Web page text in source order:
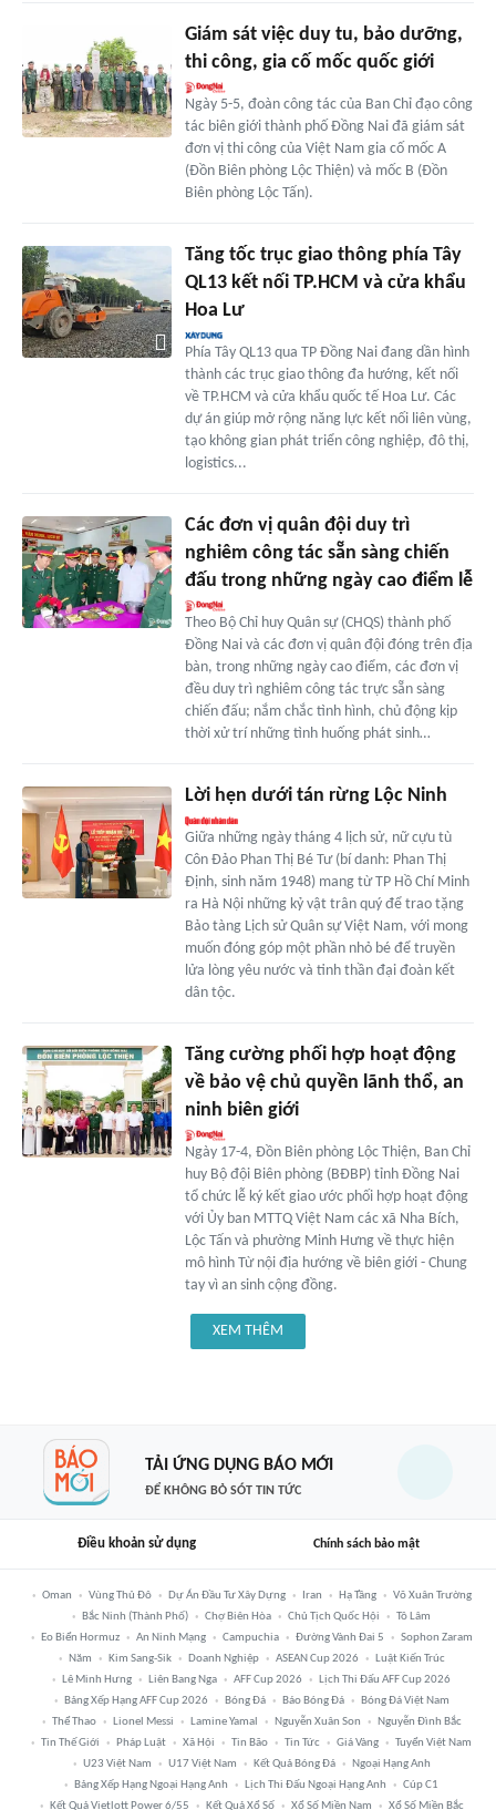
Giám sát việc duy tu, bảo dưỡng,
thi công, gia cố mốc quốc giới
Ngày 5-5, đoàn công tác của Ban Chỉ đạo công
tác biên giới thành phố Đồng Nai đã giám sát
đơn vị thi công của Việt Nam gia cố mốc A
(Đồn Biên phòng Lộc Thiện) và mốc B (Đồn
Biên phòng Lộc Tấn).
Tăng tốc trục giao thông phía Tây
QL13 kết nối TP.HCM và cửa khẩu
Hoa Lư
Phía Tây QL13 qua TP Đồng Nai đang dần hình
thành các trục giao thông đa hướng, kết nối
về TP.HCM và cửa khẩu quốc tế Hoa Lư. Các
dự án giúp mở rộng năng lực kết nối liên vùng,
tạo không gian phát triển công nghiệp, đô thị,
logistics...
Các đơn vị quân đội duy trì
nghiêm công tác sẵn sàng chiến
đấu trong những ngày cao điểm lễ
Theo Bộ Chỉ huy Quân sự (CHQS) thành phố
Đồng Nai và các đơn vị quân đội đóng trên địa
bàn, trong những ngày cao điểm, các đơn vị
đều duy trì nghiêm công tác trực sẵn sàng
chiến đấu; nắm chắc tình hình, chủ động kịp
thời xử trí những tình huống phát sinh…
Lời hẹn dưới tán rừng Lộc Ninh
Giữa những ngày tháng 4 lịch sử, nữ cựu tù
Côn Đảo Phan Thị Bé Tư (bí danh: Phan Thị
Định, sinh năm 1948) mang từ TP Hồ Chí Minh
ra Hà Nội những kỷ vật trân quý để trao tặng
Bảo tàng Lịch sử Quân sự Việt Nam, với mong
muốn đóng góp một phần nhỏ bé để truyền
lửa lòng yêu nước và tinh thần đại đoàn kết
dân tộc.
Tăng cường phối hợp hoạt động
về bảo vệ chủ quyền lãnh thổ, an
ninh biên giới
Ngày 17-4, Đồn Biên phòng Lộc Thiện, Ban Chỉ
huy Bộ đội Biên phòng (BĐBP) tỉnh Đồng Nai
tổ chức lễ ký kết giao ước phối hợp hoạt động
với Ủy ban MTTQ Việt Nam các xã Nha Bích,
Lộc Tấn và phường Minh Hưng về thực hiện
mô hình Từ nội địa hướng về biên giới - Chung
tay vì an sinh cộng đồng.
XEM THÊM
TẢI ỨNG DỤNG BÁO MỚI
ĐỂ KHÔNG BỎ SÓT TIN TỨC
Điều khoản sử dụng Chính sách bảo mật
Oman Vùng Thủ Đô Dự Án Đầu Tư Xây Dựng Iran Hạ Tầng
Võ Xuân Trường
Bắc Ninh (thành Phố)
Chợ Biên Hòa Chủ Tịch Quốc Hội
Tô Lâm
Eo Biển Hormuz
An Ninh Mạng Campuchia Đường Vành Đai 5
Sophon Zaram
Năm
Kim Sang-Sik Doanh Nghiệp ASEAN Cup 2026
Luật Kiến Trúc
Lê Minh Hưng
Liên Bang Nga AFF Cup 2026
Lịch Thi Đấu AFF Cup 2026
Bảng Xếp Hạng AFF Cup 2026
Bóng Đá Báo Bóng Đá
Bóng Đá Việt Nam
Thể Thao
Lionel Messi Lamine Yamal Nguyễn Xuân Son
Nguyễn Đình Bắc
Tin Thế Giới
Pháp Luật Xã Hội Tin Bão Tin Tức Giá Vàng
Tuyển Việt Nam
U23 Việt Nam
U17 Việt Nam Kết Quả Bóng Đá
Ngoại Hạng Anh
Bảng Xếp Hạng Ngoại Hạng Anh
Lịch Thi Đấu Ngoại Hạng Anh
Cúp C1
Kết Quả Vietlott Power 6/55
Kết Quả Xổ Số Xổ Số Miền Nam Xổ Số Miền Bắc